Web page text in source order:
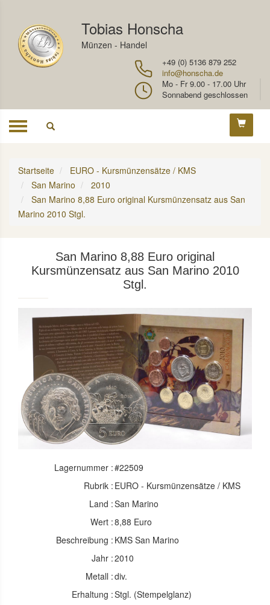
Tobias Honscha
Münzen - Handel
+49 (0) 5136 879 252
info@honscha.de
Mo - Fr 9.00 - 17.00 Uhr
Sonnabend geschlossen
Toggle
Startseite
EURO - Kursmünzensätze / KMS
San Marino
2010
San Marino 8,88 Euro original Kursmünzensatz aus San
Marino 2010 Stgl.
San Marino 8,88 Euro original
Kursmünzensatz aus San Marino 2010
Stgl.
Lagernummer :#22509
Rubrik : EURO - Kursmünzensätze / KMS
Land :San Marino
Wert :8,88 Euro
Beschreibung : KMS San Marino
Jahr :2010
Metall :div.
Erhaltung :Stgl. (Stempelglanz)